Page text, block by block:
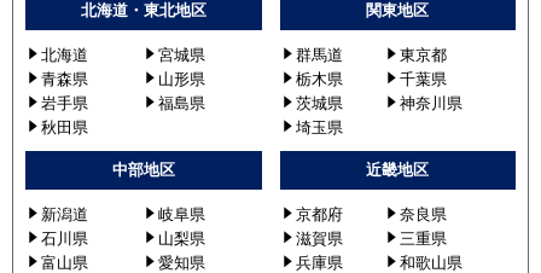
北海道・東北地区
北海道
宮城県
青森県
山形県
岩手県
福島県
秋田県
関東地区
群馬道
東京都
栃木県
千葉県
茨城県
神奈川県
埼玉県
中部地区
新潟道
岐阜県
石川県
山梨県
富山県
愛知県
近畿地区
京都府
奈良県
滋賀県
三重県
兵庫県
和歌山県